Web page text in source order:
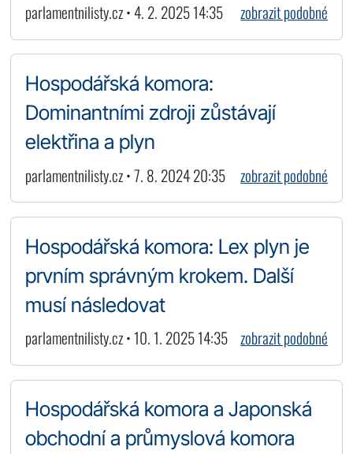
parlamentnilisty.cz • 4. 2. 2025 14:35 zobrazit podobné
Hospodářská komora:
Dominantními zdroji zůstávají
elektřina a plyn
parlamentnilisty.cz • 7. 8. 2024 20:35 zobrazit podobné
Hospodářská komora: Lex plyn je
prvním správným krokem. Další
musí následovat
parlamentnilisty.cz • 10. 1. 2025 14:35 zobrazit podobné
Hospodářská komora a Japonská
obchodní a průmyslová komora